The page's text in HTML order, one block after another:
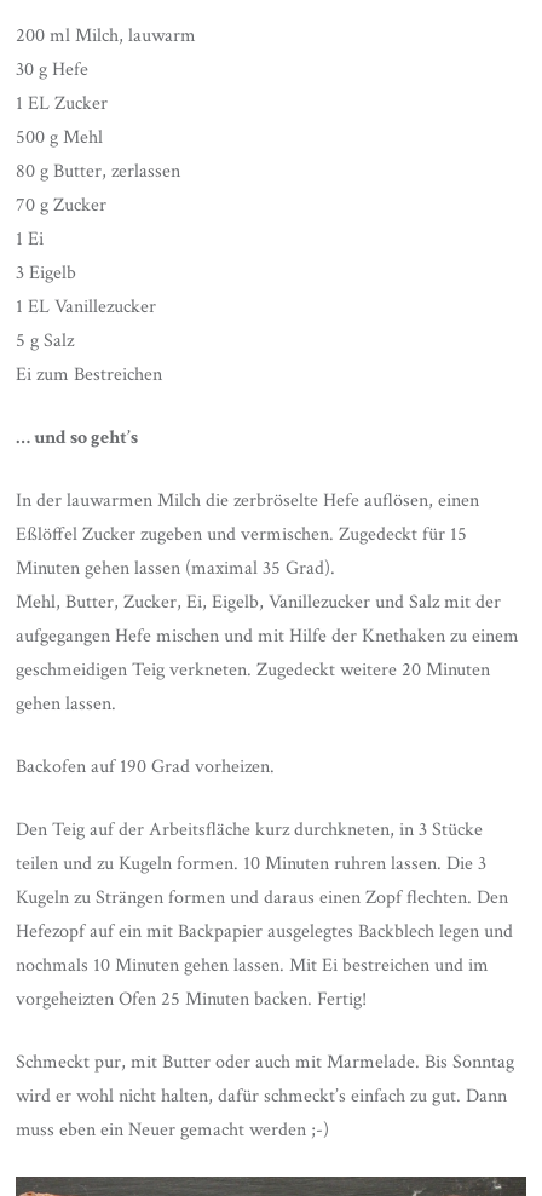
200 ml Milch, lauwarm
30 g Hefe
1 EL Zucker
500 g Mehl
80 g Butter, zerlassen
70 g Zucker
1 Ei
3 Eigelb
1 EL Vanillezucker
5 g Salz
Ei zum Bestreichen
… und so geht’s
In der lauwarmen Milch die zerbröselte Hefe auflösen, einen
Eßlöffel Zucker zugeben und vermischen. Zugedeckt für 15
Minuten gehen lassen (maximal 35 Grad).
Mehl, Butter, Zucker, Ei, Eigelb, Vanillezucker und Salz mit der
aufgegangen Hefe mischen und mit Hilfe der Knethaken zu einem
geschmeidigen Teig verkneten. Zugedeckt weitere 20 Minuten
gehen lassen.
Backofen auf 190 Grad vorheizen.
Den Teig auf der Arbeitsfläche kurz durchkneten, in 3 Stücke
teilen und zu Kugeln formen. 10 Minuten ruhren lassen. Die 3
Kugeln zu Strängen formen und daraus einen Zopf flechten. Den
Hefezopf auf ein mit Backpapier ausgelegtes Backblech legen und
nochmals 10 Minuten gehen lassen. Mit Ei bestreichen und im
vorgeheizten Ofen 25 Minuten backen. Fertig!
Schmeckt pur, mit Butter oder auch mit Marmelade. Bis Sonntag
wird er wohl nicht halten, dafür schmeckt’s einfach zu gut. Dann
muss eben ein Neuer gemacht werden ;-)